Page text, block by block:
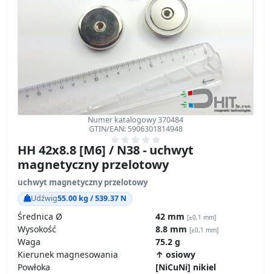
Numer katalogowy 370484
GTIN/EAN: 5906301814948
HH 42x8.8 [M6] / N38 - uchwyt
magnetyczny przelotowy
uchwyt magnetyczny przelotowy
Udźwig55.00 kg / 539.37 N
Średnica Ø 42 mm [±0,1 mm]
Wysokość 8.8 mm [±0,1 mm]
Waga
75.2 g
Kierunek magnesowania
↑ osiowy
Powłoka
[NiCuNi] nikiel